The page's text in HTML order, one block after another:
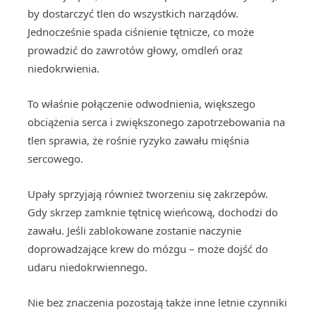
by dostarczyć tlen do wszystkich narządów.
Jednocześnie spada ciśnienie tętnicze, co może
prowadzić do zawrotów głowy, omdleń oraz
niedokrwienia.
To właśnie połączenie odwodnienia, większego
obciążenia serca i zwiększonego zapotrzebowania na
tlen sprawia, że rośnie ryzyko zawału mięśnia
sercowego.
Upały sprzyjają również tworzeniu się zakrzepów.
Gdy skrzep zamknie tętnicę wieńcową, dochodzi do
zawału. Jeśli zablokowane zostanie naczynie
doprowadzające krew do mózgu – może dojść do
udaru niedokrwiennego.
Nie bez znaczenia pozostają także inne letnie czynniki